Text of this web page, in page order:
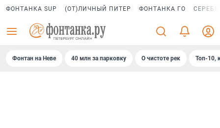
ФОНТАНКА SUP (ОТ)ЛИЧНЫЙ ПИТЕР ФОНТАНКА ГО
Фонтан на Неве 40 млн за парковку О чистоте рек Топ-10,